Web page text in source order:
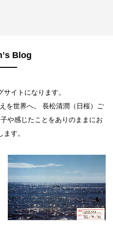
Blog
イトになります。
を世界へ。 長松清潤（日桜）ご
や感じたことをありのままにお
ます。